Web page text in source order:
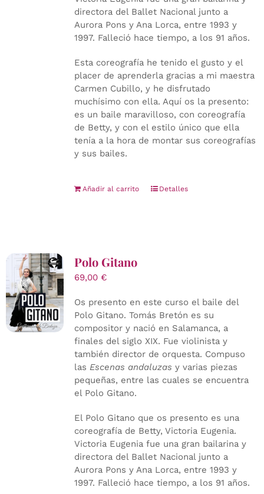
directora del Ballet Nacional junto a
Aurora Pons y Ana Lorca, entre 1993 y
1997. Falleció hace tiempo, a los 91 años.
Esta coreografía he tenido el gusto y el
placer de aprenderla gracias a mi maestra
Carmen Cubillo, y he disfrutado
muchísimo con ella. Aquí os la presento:
es un baile maravilloso, con coreografía
de Betty, y con el estilo único que ella
tenía a la hora de montar sus coreografías
y sus bailes.
Añadir al carrito Detalles
Polo Gitano
69,00 €
Os presento en este curso el baile del
Polo Gitano. Tomás Bretón es su
compositor y nació en Salamanca, a
finales del siglo XIX. Fue violinista y
también director de orquesta. Compuso
las Escenas andaluzas y varias piezas
pequeñas, entre las cuales se encuentra
el Polo Gitano.
El Polo Gitano que os presento es una
coreografía de Betty, Victoria Eugenia.
Victoria Eugenia fue una gran bailarina y
directora del Ballet Nacional junto a
Aurora Pons y Ana Lorca, entre 1993 y
1997. Falleció hace tiempo, a los 91 años.